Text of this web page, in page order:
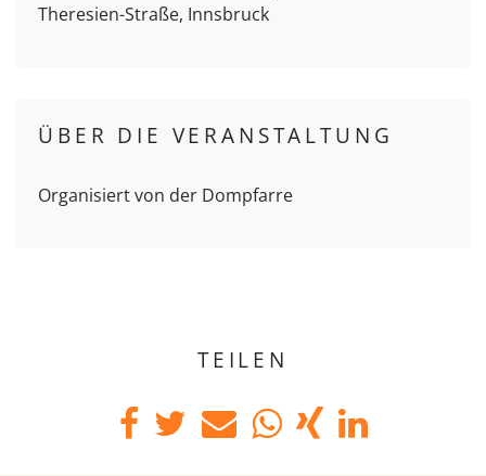
Theresien-Straße, Innsbruck
ÜBER DIE VERANSTALTUNG
Organisiert von der Dompfarre
TEILEN